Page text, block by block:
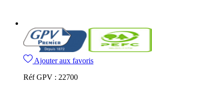
Ajouter aux favoris
Réf GPV : 22700